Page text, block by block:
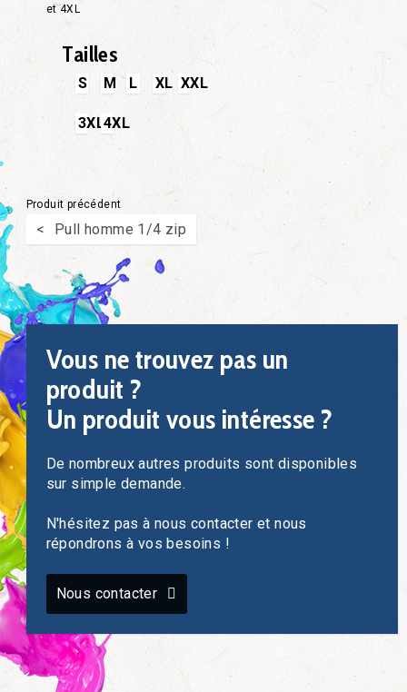
et 4XL
Tailles
S M L XL XXL
3XL4XL
Produit précédent
Pull homme 1/4 zip
Vous ne trouvez pas un
produit ?
Un produit vous intéresse ?
De nombreux autres produits sont disponibles
sur simple demande.
N'hésitez pas à nous contacter et nous
répondrons à vos besoins !
Nous contacter